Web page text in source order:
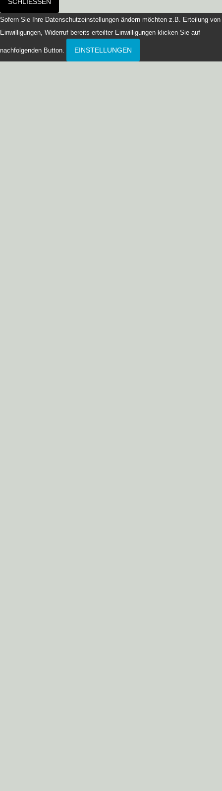
Sofern Sie Ihre Datenschutzeinstellungen ändern möchten z.B. Erteilung von
Einwilligungen, Widerruf bereits erteilter Einwilligungen klicken Sie auf
nachfolgenden Button. EINSTELLUNGEN